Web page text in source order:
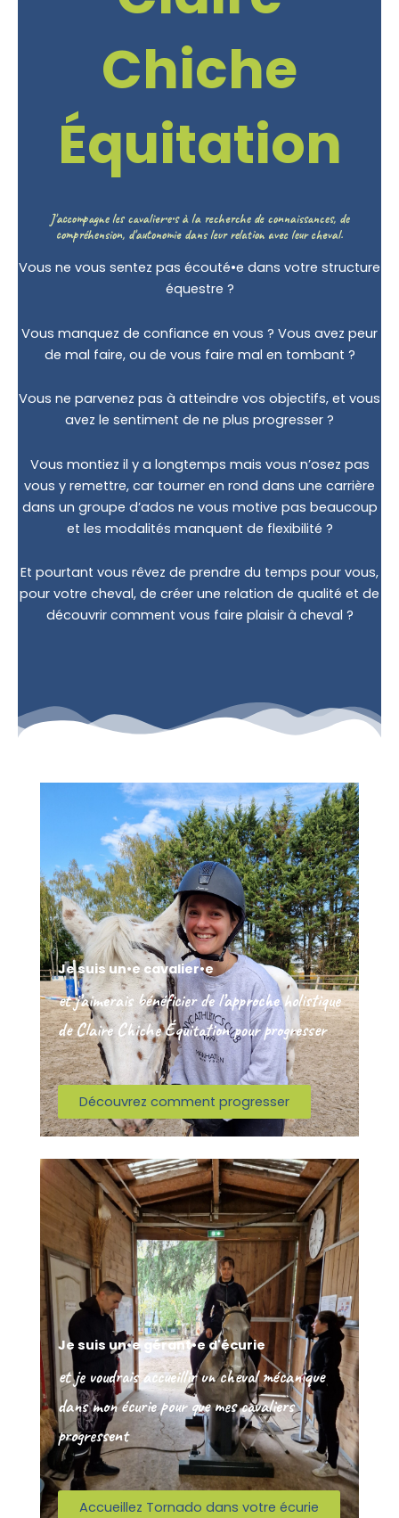
Chiche
Équitation
J'accompagne les cavalier•e•s à la recherche de connaissances, de
compréhension, d'autonomie dans leur relation avec leur cheval.
Vous ne vous sentez pas écouté•e dans votre structure
équestre ?
Vous manquez de confiance en vous ? Vous avez peur
de mal faire, ou de vous faire mal en tombant ?
Vous ne parvenez pas à atteindre vos objectifs, et vous
avez le sentiment de ne plus progresser ?
Vous montiez il y a longtemps mais vous n’osez pas
vous y remettre, car tourner en rond dans une carrière
dans un groupe d’ados ne vous motive pas beaucoup
et les modalités manquent de flexibilité ?
Et pourtant vous rêvez de prendre du temps pour vous,
pour votre cheval, de créer une relation de qualité et de
découvrir comment vous faire plaisir à cheval ?
Je suis un•e cavalier•e
et j’aimerais bénéficier de l’approche holistique
de Claire Chiche Équitation pour progresser
Découvrez comment progresser
Je suis un•e gérant•e d'écurie
et je voudrais accueillir un cheval mécanique
dans mon écurie pour que mes cavaliers
progressent
Accueillez Tornado dans votre écurie